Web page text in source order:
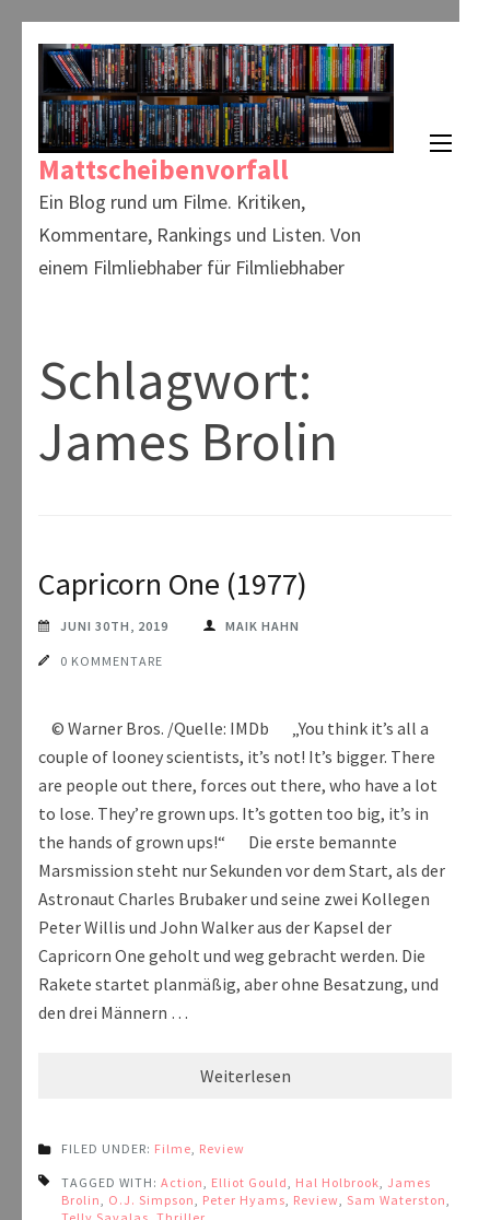
springen
(Enter
drücken)
Mattscheibenvorfall
Ein Blog rund um Filme. Kritiken,
Kommentare, Rankings und Listen. Von
einem Filmliebhaber für Filmliebhaber
Schlagwort:
James Brolin
Capricorn One (1977)
JUNI 30TH, 2019 MAIK HAHN
0 KOMMENTARE
© Warner Bros. /Quelle: IMDb „You think it’s all a
couple of looney scientists, it’s not! It’s bigger. There
are people out there, forces out there, who have a lot
to lose. They’re grown ups. It’s gotten too big, it’s in
the hands of grown ups!“ Die erste bemannte
Marsmission steht nur Sekunden vor dem Start, als der
Astronaut Charles Brubaker und seine zwei Kollegen
Peter Willis und John Walker aus der Kapsel der
Capricorn One geholt und weg gebracht werden. Die
Rakete startet planmäßig, aber ohne Besatzung, und
den drei Männern …
Weiterlesen
FILED UNDER: Filme Review
TAGGED WITH: Action Elliot Gould Hal Holbrook
James
Brolin
O.J. Simpson Peter Hyams Review Sam Waterston